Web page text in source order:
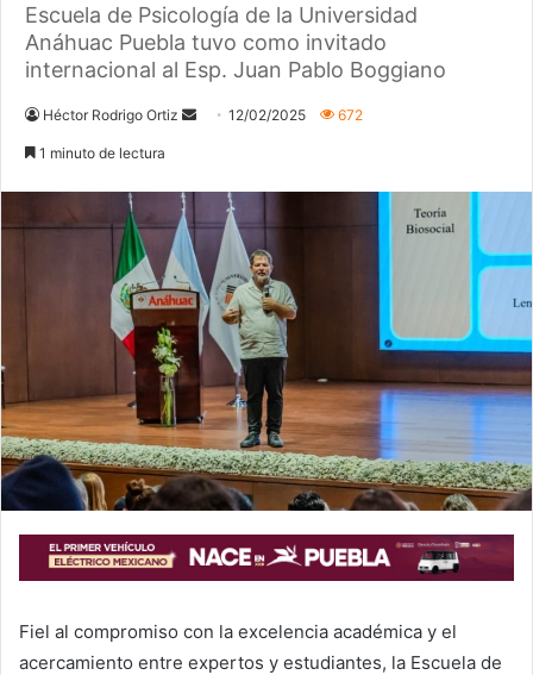
Escuela de Psicología de la Universidad
Anáhuac Puebla tuvo como invitado
internacional al Esp. Juan Pablo Boggiano
Héctor Rodrigo Ortiz
a
n
e
m
a
12/02/2025 672
1 minuto de lectura
Fiel al compromiso con la excelencia académica y el
acercamiento entre expertos y estudiantes, la Escuela de